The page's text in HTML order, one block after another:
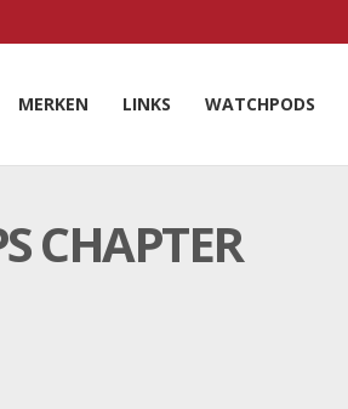
MERKEN LINKS WATCHPODS
CHAPTER